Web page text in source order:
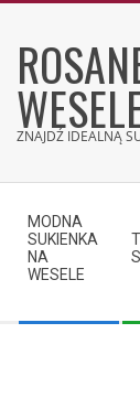
content
ZNAJDŹ IDEALNĄ
Navigation
Menu
MODNA
SUKIENKA
NA
WESELE